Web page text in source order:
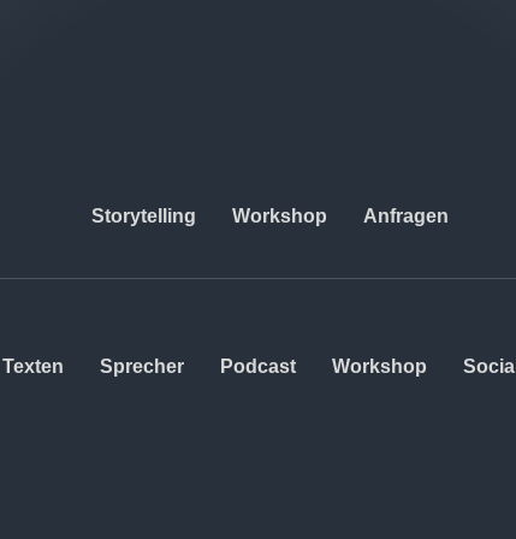
Storytelling Workshop Anfragen
Texten Sprecher Podcast Workshop Social